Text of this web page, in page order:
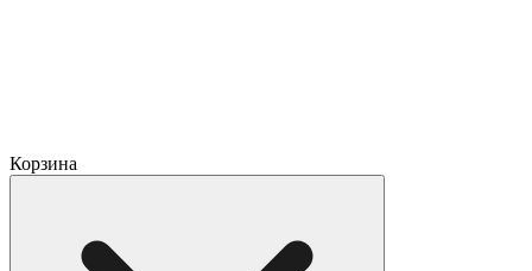
Корзина